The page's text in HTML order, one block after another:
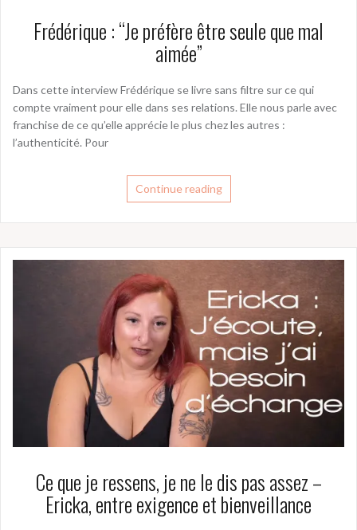
Frédérique : “Je préfère être seule que mal
aimée”
Dans cette interview Frédérique se livre sans filtre sur ce qui
compte vraiment pour elle dans ses relations. Elle nous parle avec
franchise de ce qu’elle apprécie le plus chez les autres :
l’authenticité. Pour
Continue reading
Ce que je ressens, je ne le dis pas assez –
Ericka, entre exigence et bienveillance